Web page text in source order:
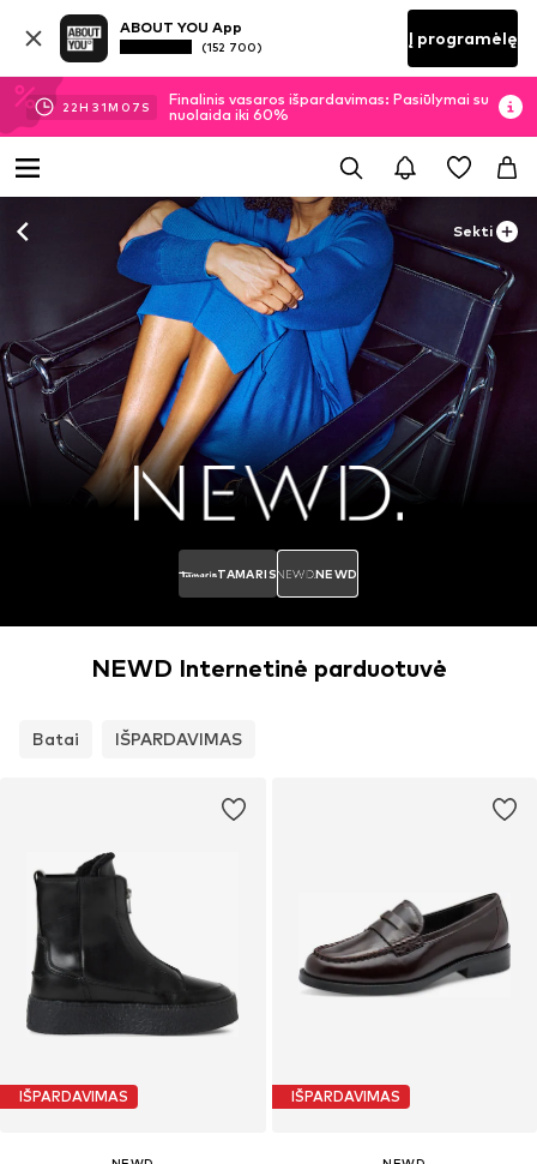
ABOUT YOU App
(152 700) Į programėlę
22H 31M 06 S
Finalinis vasaros išpardavimas: Pasiūlymai su
nuolaida iki 60%
Sekti
TAMARIS NEWD
NEWD Internetinė parduotuvė
Batai IŠPARDAVIMAS
IŠPARDAVIMAS IŠPARDAVIMAS